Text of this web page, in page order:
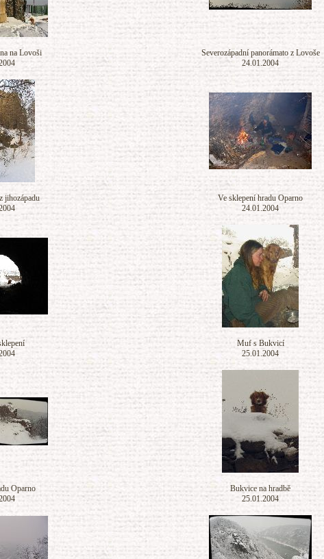
na Lovoši
Severozápadní panorámato z Lovoše
24.01.2004
jihozápadu
Ve sklepení hradu Oparno
24.01.2004
Muf s Bukvicí
25.01.2004
Oparno
Bukvice na hradbě
25.01.2004